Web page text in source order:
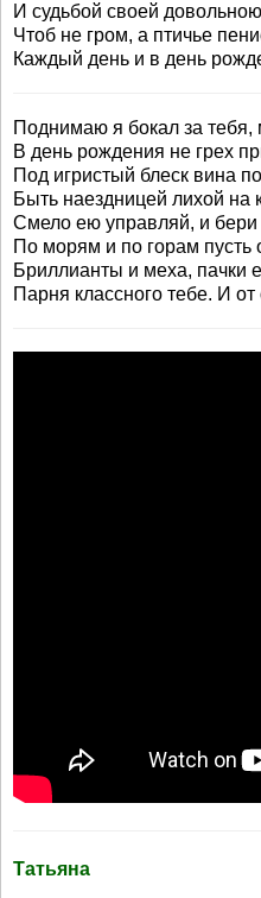
И судьбой своей
Чтоб не гром, а птичье
Каждый день и в день
Поднимаю я бокал за тебя,
В день рождения не грех
Под игристый блеск вина
Быть наездницей лихой на
Смело ею управляй, и бери
По морям и по горам пусть
Бриллианты и меха, пачки
Парня классного тебе. И от
Татьяна